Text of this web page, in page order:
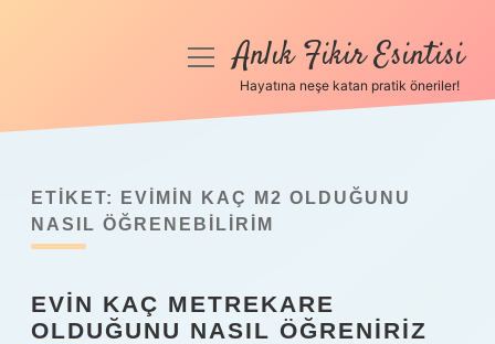
Anasayfa
Yasal Uyarı
menüyüAnlık Fikir Esintisi
Hayatına neşe katan pratik öneriler!
ETIKET:
EVIMIN KAÇ M2 OLDUĞUNU
NASIL ÖĞRENEBILIRIM
EVIN KAÇ METREKARE
OLDUĞUNU NASIL ÖĞRENIRIZ